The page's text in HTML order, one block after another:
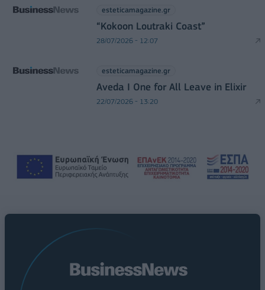
esteticamagazine.gr
“Kokoon Loutraki Coast”
28/07/2026 - 12:07
esteticamagazine.gr
Aveda I One for All Leave in Elixir
22/07/2026 - 13:20